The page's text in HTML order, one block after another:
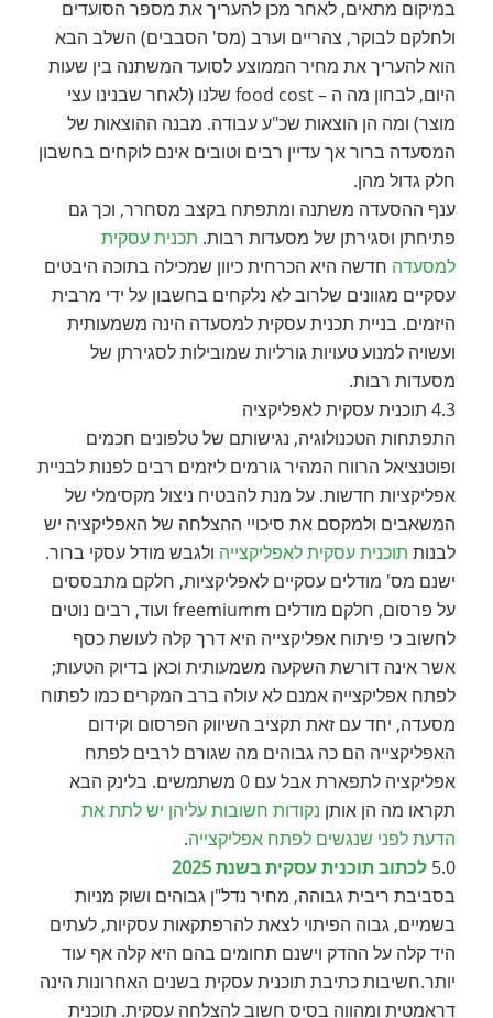
במיקום מתאים, לאחר מכן להעריך את מספר הסועדים
ולחלקם לבוקר, צהריים וערב (מס' הסבבים) השלב הבא
הוא להעריך את מחיר הממוצע לסועד המשתנה בין שעות
היום, לבחון מה ה – food cost שלנו (לאחר שבנינו עצי
מוצר) ומה הן הוצאות שכ"ע עבודה. מבנה ההוצאות של
המסעדה ברור אך עדיין רבים וטובים אינם לוקחים בחשבון
חלק גדול מהן.
ענף ההסעדה משתנה ומתפתח בקצב מסחרר, וכך גם
פתיחתן וסגירתן של מסעדות רבות. תכנית עסקית
למסעדה חדשה היא הכרחית כיוון שמכילה בתוכה היבטים
עסקיים מגוונים שלרוב לא נלקחים בחשבון על ידי מרבית
היזמים. בניית תכנית עסקית למסעדה הינה משמעותית
ועשויה למנוע טעויות גורליות שמובילות לסגירתן של
מסעדות רבות.
4.3 תוכנית עסקית לאפליקציה
התפתחות הטכנולוגיה, נגישותם של טלפונים חכמים
ופוטנציאל הרווח המהיר גורמים ליזמים רבים לפנות לבניית
אפליקציות חדשות. על מנת להבטיח ניצול מקסימלי של
המשאבים ולמקסם את סיכויי ההצלחה של האפליקציה יש
לבנות תוכנית עסקית לאפליקצייה ולגבש מודל עסקי ברור.
ישנם מס' מודלים עסקיים לאפליקציות, חלקם מתבססים
על פרסום, חלקם מודלים freemiumm ועוד, רבים נוטים
לחשוב כי פיתוח אפליקצייה היא דרך קלה לעושת כסף
אשר אינה דורשת השקעה משמעותית וכאן בדיוק הטעות;
לפתח אפליקצייה אמנם לא עולה ברב המקרים כמו לפתוח
מסעדה, יחד עם זאת תקציב השיווק הפרסום וקידום
האפליקצייה הם כה גבוהים מה שגורם לרבים לפתח
אפליקציה לתפארת אבל עם 0 משתמשים. בלינק הבא
תקראו מה הן אותן נקודות חשובות עליהן יש לתת את
הדעת לפני שנגשים לפתח אפליקצייה.
5.0 לכתוב תוכנית עסקית בשנת 2025
בסביבת ריבית גבוהה, מחיר נדל"ן גבוהים ושוק מניות
בשמיים, גבוה הפיתוי לצאת להרפתקאות עסקיות, לעתים
היד קלה על ההדק וישנם תחומים בהם היא קלה אף עוד
יותר.חשיבות כתיבת תוכנית עסקית בשנים האחרונות הינה
דראמטית ומהווה בסיס חשוב להצלחה עסקית. תוכנית